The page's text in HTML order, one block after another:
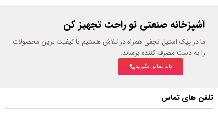
آشپزخانه صنعتی تو راحت تجهیز کن
ما در پیک استیل نجفی همراه در تلاش هستیم با کیفیت ترین محصولات
را به دست مصرف کننده برساند.
باما تماس بگیرید
تلفن های تماس